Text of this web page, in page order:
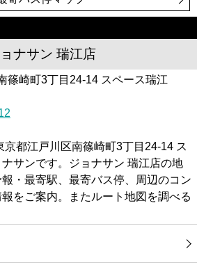
ナサン 瑞江店
篠崎町3丁目24-14 スペース瑞江
京都江戸川区南篠崎町3丁目24-14 ス
サンです。ジョナサン 瑞江店の地
・最寄駅、最寄バス停、周辺のコン
をご案内。またルート地図を調べる